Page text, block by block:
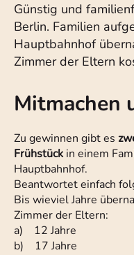
Günstig und
Berlin. Familien
Hauptbahnhof
Zimmer der Eltern
Mitmachen
Zu gewinnen gibt es
Frühstück in einem
Hauptbahnhof.
Beantwortet einfach
Bis wieviel Jahre
Zimmer der Eltern:
a) 12 Jahre
b) 17 Jahre